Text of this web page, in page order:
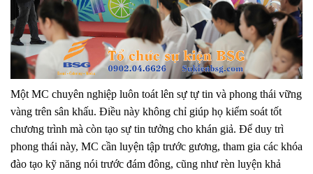
Một MC chuyên nghiệp luôn toát lên sự tự tin và phong thái vững
vàng trên sân khấu. Điều này không chỉ giúp họ kiểm soát tốt
chương trình mà còn tạo sự tin tưởng cho khán giả. Để duy trì
phong thái này, MC cần luyện tập trước gương, tham gia các khóa
đào tạo kỹ năng nói trước đám đông, cũng như rèn luyện khả